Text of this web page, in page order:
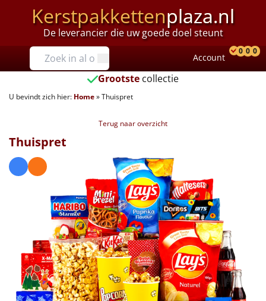
Kerstpakkettenplaza.nl
De leverancier die uw goede doel steunt
Prijzen
Tot €25
€25 tot €35
€40 tot €45
€50 tot €55
€55 tot €75
€75 tot €100
Account
0 0 0
Grootste collectie
U bevindt zich hier: Home»Thuispret
Terug naar overzicht
Thuispret